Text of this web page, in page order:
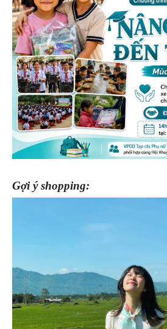
Gợi ý shopping: